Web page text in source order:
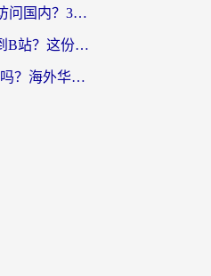
从美国用什么VPN访问国内？3年海外党亲测：选对工具才能无缝刷B站、看腾讯视频
在比利时深夜刷不到B站？这份回国加速器避坑指南请收好
Malus和柠檬鲸好用吗？海外华人亲测：回国加速器怎么选才不踩坑？